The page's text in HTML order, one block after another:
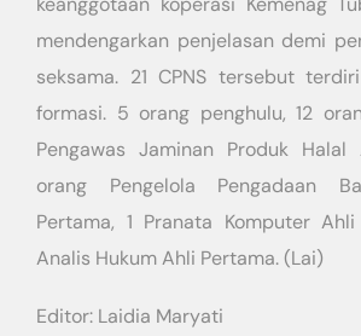
mendengarkan penjelasan demi
seksama. 21 CPNS tersebut
formasi. 5 orang penghulu, 12
Pengawas Jaminan Produk Halal
orang Pengelola Pengadaan
Pertama, 1 Pranata Komputer
Analis Hukum Ahli Pertama. (Lai)
Editor: Laidia Maryati